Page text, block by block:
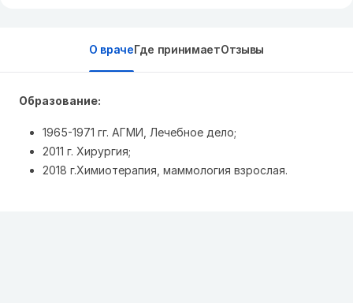
О врачеГде принимаетОтзывы
Образование:
1965-1971 гг. АГМИ, Лечебное дело;
2011 г. Хирургия;
2018 г.Химиотерапия, маммология взрослая.